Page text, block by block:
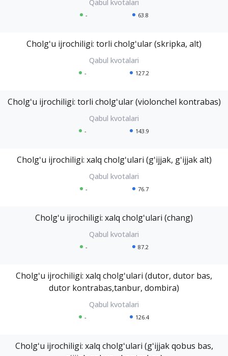
- 63.8
Cholgʻu ijrochiligi: torli cholgʻular (skripka, alt)
- 127.2
Cholgʻu ijrochiligi: torli cholgʻular (violonchel kontrabas)
- 143.9
Cholgʻu ijrochiligi: xalq cholgʻulari (gʻijjak, gʻijjak alt)
- 76.7
Cholgʻu ijrochiligi: xalq cholgʻulari (chang)
- 87.2
Cholgʻu ijrochiligi: xalq cholgʻulari (dutor, dutor bas,
dutor kontrabas,tanbur, dombira)
- 126.4
Cholgʻu ijrochiligi: xalq cholgʻulari (gʻijjak qobus bas,